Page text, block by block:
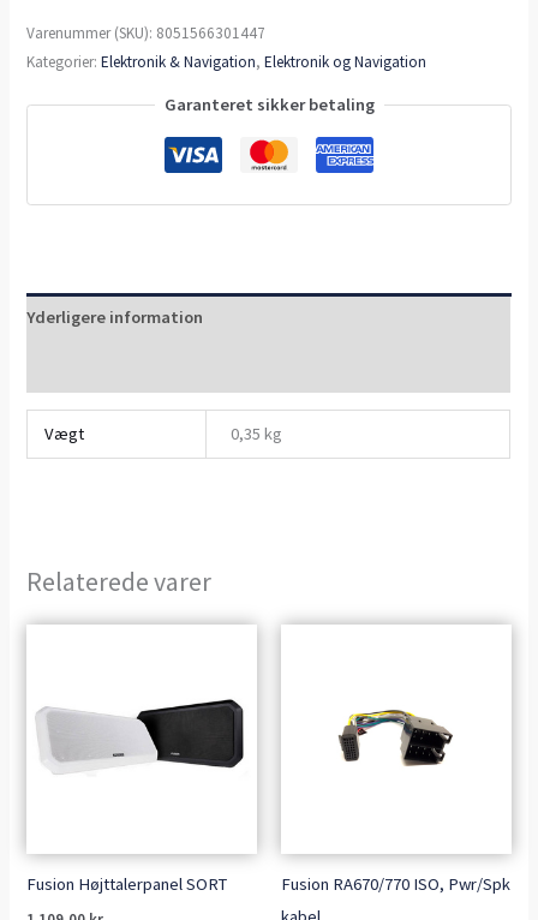
Varenummer (SKU): 8051566301447
Kategorier:Elektronik & Navigation,Elektronik og Navigation
Garanteret sikker betaling
Yderligere information
Vægt 0,35 kg
Relaterede varer
Fusion Højttalerpanel SORT
Fusion RA670/770 ISO, Pwr/Spk